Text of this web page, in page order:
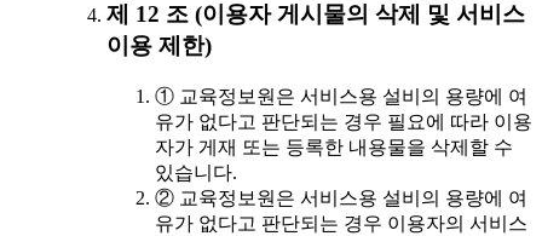
제 12 조 (이용자 게시물의 삭제 및 서비스
이용 제한)
① 교육정보원은 서비스용 설비의 용량에 여
유가 없다고 판단되는 경우 필요에 따라 이용
자가 게재 또는 등록한 내용물을 삭제할 수
있습니다.
② 교육정보원은 서비스용 설비의 용량에 여
유가 없다고 판단되는 경우 이용자의 서비스